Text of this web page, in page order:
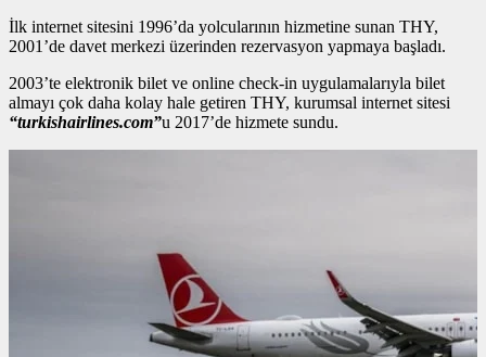
İlk internet sitesini 1996’da yolcularının hizmetine sunan THY,
2001’de davet merkezi üzerinden rezervasyon yapmaya başladı.
2003’te elektronik bilet ve online check-in uygulamalarıyla bilet
almayı çok daha kolay hale getiren THY, kurumsal internet sitesi
“turkishairlines.com”u 2017’de hizmete sundu.